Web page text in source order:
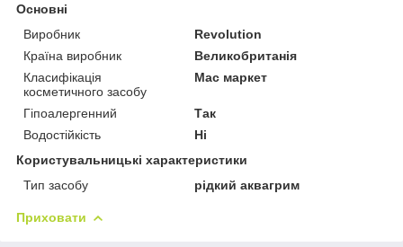
Основні
Виробник
Revolution
Країна виробник
Великобританія
Класифікація
косметичного засобу
Мас маркет
Гіпоалергенний
Так
Водостійкість
Ні
Користувальницькі характеристики
Тип засобу
рідкий аквагрим
Приховати